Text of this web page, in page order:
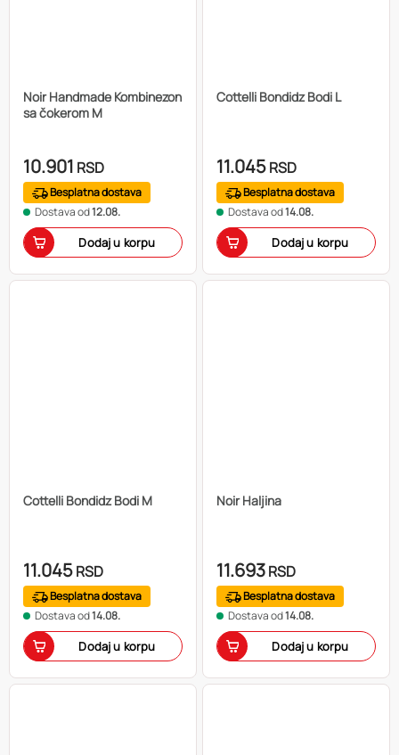
Noir Handmade Kombinezon
sa čokerom M
10.901 RSD
Besplatna dostava
Dostava od12.08.
Dodaj u korpu
Cottelli Bondidz Bodi L
11.045RSD
Besplatna dostava
Dostava od14.08.
Dodaj u korpu
Cottelli Bondidz Bodi M
11.045RSD
Besplatna dostava
Dostava od14.08.
Dodaj u korpu
Noir Haljina
11.693RSD
Besplatna dostava
Dostava od14.08.
Dodaj u korpu